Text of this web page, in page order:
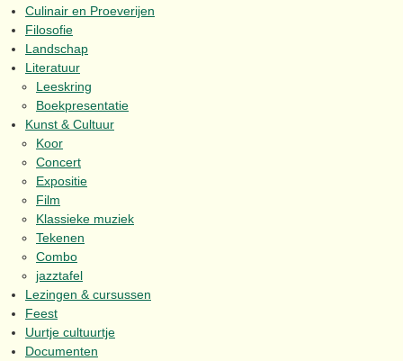
Culinair en Proeverijen
Filosofie
Landschap
Literatuur
Leeskring
Boekpresentatie
Kunst & Cultuur
Koor
Concert
Expositie
Film
Klassieke muziek
Tekenen
Combo
jazztafel
Lezingen & cursussen
Feest
Uurtje cultuurtje
Documenten